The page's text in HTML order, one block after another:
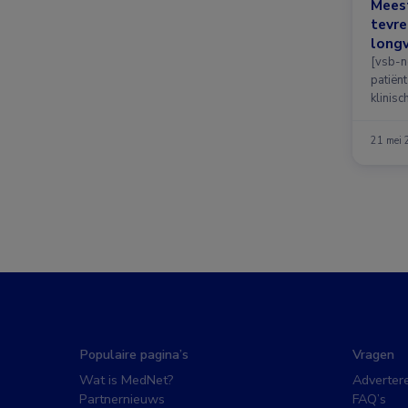
[vsb-
21 mei
Populaire pagina’s
Wat is MedNet?
Partnernieuws
Vragen
FAQ’s